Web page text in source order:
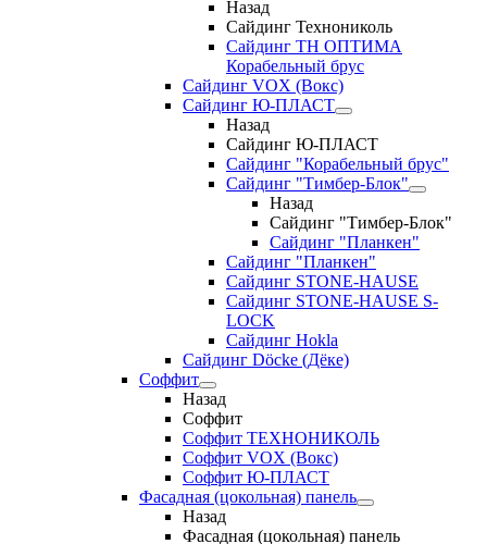
Назад
Сайдинг Технониколь
Сайдинг ТН ОПТИМА
Корабельный брус
Сайдинг VOX (Вокс)
Сайдинг Ю-ПЛАСТ
Назад
Сайдинг Ю-ПЛАСТ
Сайдинг "Корабельный брус"
Сайдинг "Тимбер-Блок"
Назад
Сайдинг "Тимбер-Блок"
Сайдинг "Планкен"
Сайдинг "Планкен"
Сайдинг STONE-HAUSE
Сайдинг STONE-HAUSE S-
LOCK
Сайдинг Hokla
Сайдинг Döcke (Дёке)
Соффит
Назад
Соффит
Соффит ТЕХНОНИКОЛЬ
Соффит VOX (Вокс)
Соффит Ю-ПЛАСТ
Фасадная (цокольная) панель
Назад
Фасадная (цокольная) панель